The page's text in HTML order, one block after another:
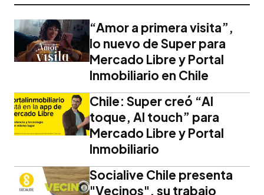
“Amor a primera visita”,
lo nuevo de Super para
Mercado Libre y Portal
Inmobiliario en Chile
Chile: Super creó “Al
toque, Al touch” para
Mercado Libre y Portal
Inmobiliario
Socialive Chile presenta
"Vecinos", su trabajo